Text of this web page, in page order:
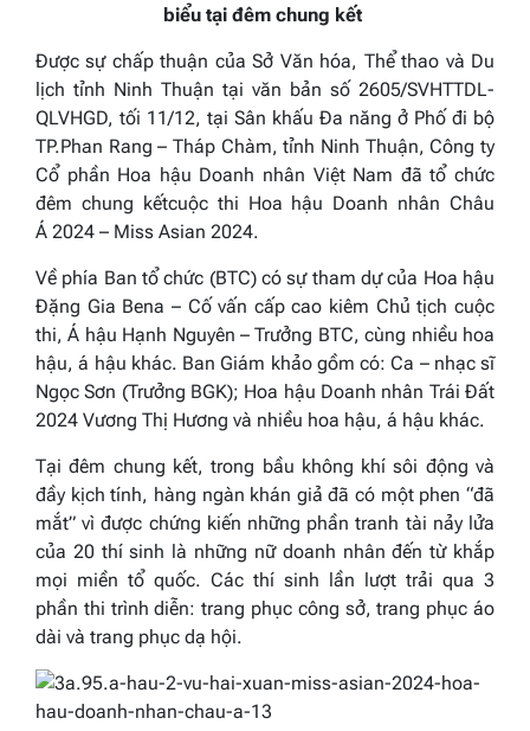
biểu tại đêm chung kết
Được sự chấp thuận của Sở Văn hóa, Thể thao và Du
lịch tỉnh Ninh Thuận tại văn bản số 2605/SVHTTDL-
QLVHGD, tối 11/12, tại Sân khấu Đa năng ở Phố đi bộ
TP.Phan Rang – Tháp Chàm, tỉnh Ninh Thuận, Công ty
Cổ phần Hoa hậu Doanh nhân Việt Nam đã tổ chức
đêm chung kếtcuộc thi Hoa hậu Doanh nhân Châu
Á 2024 – Miss Asian 2024.
Về phía Ban tổ chức (BTC) có sự tham dự của Hoa hậu
Đặng Gia Bena – Cố vấn cấp cao kiêm Chủ tịch cuộc
thi, Á hậu Hạnh Nguyên – Trưởng BTC, cùng nhiều hoa
hậu, á hậu khác. Ban Giám khảo gồm có: Ca – nhạc sĩ
Ngọc Sơn (Trưởng BGK); Hoa hậu Doanh nhân Trái Đất
2024 Vương Thị Hương và nhiều hoa hậu, á hậu khác.
Tại đêm chung kết, trong bầu không khí sôi động và
đầy kịch tính, hàng ngàn khán giả đã có một phen “đã
mắt” vì được chứng kiến những phần tranh tài nảy lửa
của 20 thí sinh là những nữ doanh nhân đến từ khắp
mọi miền tổ quốc. Các thí sinh lần lượt trải qua 3
phần thi trình diễn: trang phục công sở, trang phục áo
dài và trang phục dạ hội.